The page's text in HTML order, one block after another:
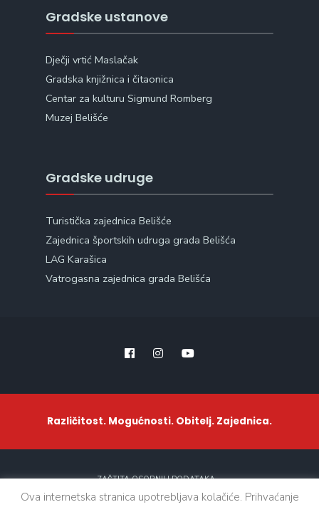
Gradske ustanove
Dječji vrtić Maslačak
Gradska knjižnica i čitaonica
Centar za kulturu Sigmund Romberg
Muzej Belišće
Gradske udruge
Turistička zajednica Belišće
Zajednica športskih udruga grada Belišća
LAG Karašica
Vatrogasna zajednica grada Belišća
Različitost. Mogućnosti. Obitelj. Zajednica.
ZAŠTITA OSOBNIH PODATAKA
Ova internetska stranica upotrebljava kolačiće. Prihvaćanje